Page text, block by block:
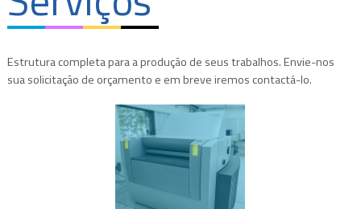
Estrutura completa para a produção de seus trabalhos. Envie-nos
sua solicitação de orçamento e em breve iremos contactá-lo.